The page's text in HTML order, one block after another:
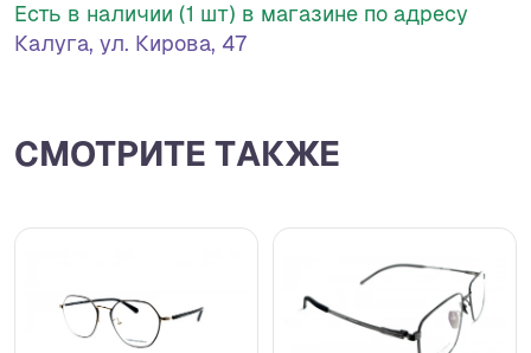
Есть в наличии (1 шт) в магазине по адресу
Калуга, ул. Кирова, 47
СМОТРИТЕ ТАКЖЕ